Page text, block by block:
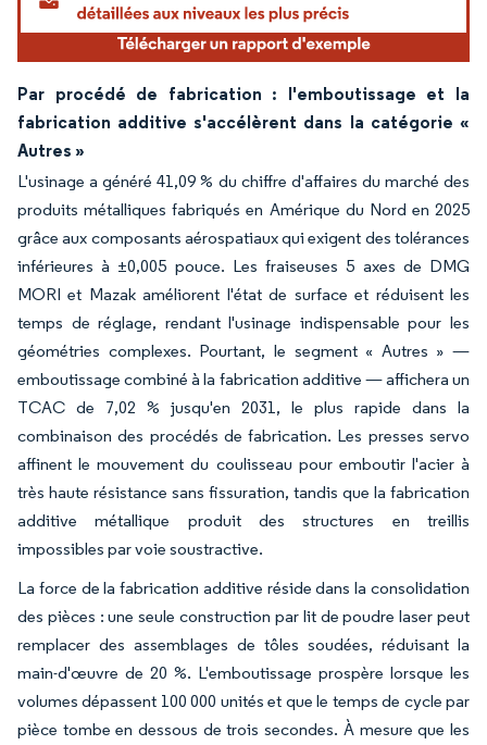
Par procédé de fabrication : l'emboutissage et la
fabrication additive s'accélèrent dans la catégorie «
Autres »
L'usinage a généré 41,09 % du chiffre d'affaires du marché des
produits métalliques fabriqués en Amérique du Nord en 2025
grâce aux composants aérospatiaux qui exigent des tolérances
inférieures à ±0,005 pouce. Les fraiseuses 5 axes de DMG
MORI et Mazak améliorent l'état de surface et réduisent les
temps de réglage, rendant l'usinage indispensable pour les
géométries complexes. Pourtant, le segment « Autres » —
emboutissage combiné à la fabrication additive — affichera un
TCAC de 7,02 % jusqu'en 2031, le plus rapide dans la
combinaison des procédés de fabrication. Les presses servo
affinent le mouvement du coulisseau pour emboutir l'acier à
très haute résistance sans fissuration, tandis que la fabrication
additive métallique produit des structures en treillis
impossibles par voie soustractive.
La force de la fabrication additive réside dans la consolidation
des pièces : une seule construction par lit de poudre laser peut
remplacer des assemblages de tôles soudées, réduisant la
main-d'œuvre de 20 %. L'emboutissage prospère lorsque les
volumes dépassent 100 000 unités et que le temps de cycle par
pièce tombe en dessous de trois secondes. À mesure que les